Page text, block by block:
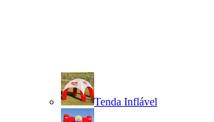
Tenda Inflável